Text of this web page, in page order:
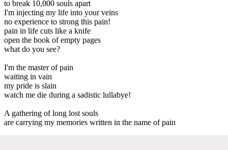
to break 10,000 souls apart
I'm injecting my life into your veins
no experience to strong this pain!
pain in life cuts like a knife
open the book of empty pages
what do you see?
I'm the master of pain
waiting in vain
my pride is slain
watch me die during a sadistic lullabye!
A gathering of long lost souls
are carrying my memories written in the name of pain